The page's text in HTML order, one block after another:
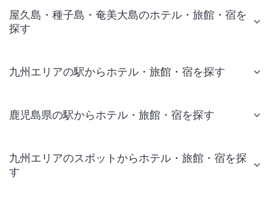
屋久島・種子島・奄美大島のホテル・旅館・宿を
探す
九州エリアの駅からホテル・旅館・宿を探す
鹿児島県の駅からホテル・旅館・宿を探す
九州エリアのスポットからホテル・旅館・宿を探
す